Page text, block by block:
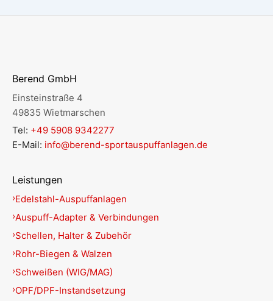
Berend GmbH
Einsteinstraße 4
49835 Wietmarschen
Tel: +49 5908 9342277
E-Mail: info@berend-sportauspuffanlagen.de
Leistungen
Edelstahl-Auspuffanlagen
Auspuff-Adapter & Verbindungen
Schellen, Halter & Zubehör
Rohr-Biegen & Walzen
Schweißen (WIG/MAG)
OPF/DPF-Instandsetzung